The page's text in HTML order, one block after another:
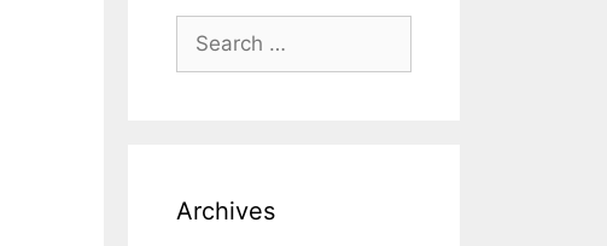
Search
for:
Archives